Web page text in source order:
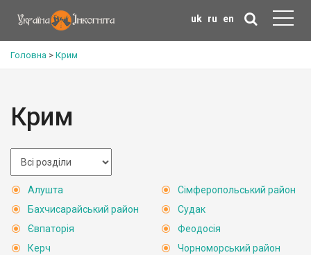
uk ru en
Головна > Крим
Крим
Алушта
Бахчисарайський район
Євпаторія
Керч
Сімферопольський район
Судак
Феодосія
Чорноморський район